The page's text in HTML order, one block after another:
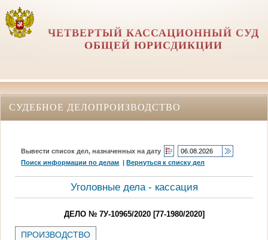
ЧЕТВЕРТЫЙ КАССАЦИОННЫЙ СУД
ОБЩЕЙ ЮРИСДИКЦИИ
СУДЕБНОЕ ДЕЛОПРОИЗВОДСТВО
Вывести список дел, назначенных на дату
Поиск информации по делам |Вернуться к списку дел
Уголовные дела - кассация
ДЕЛО № 7У-10965/2020 [77-1980/2020]
ПРОИЗВОДСТВО